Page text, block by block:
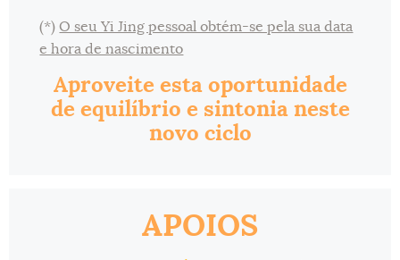
(*)O seu Yi Jing pessoal obtém-se pela sua data
e hora de nascimento
Aproveite esta oportunidade
de equilíbrio e sintonia neste
novo ciclo
APOIOS